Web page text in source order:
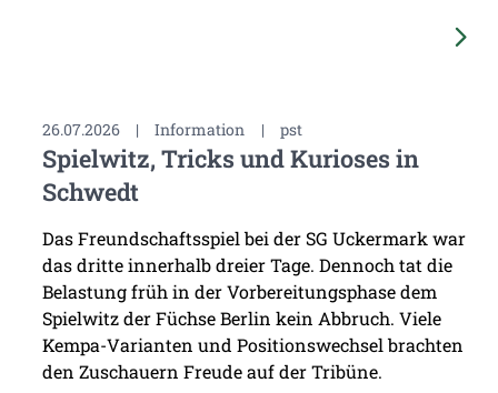
26.07.2026 | Information | pst
Spielwitz, Tricks und Kurioses in
Schwedt
Das Freundschaftsspiel bei der SG Uckermark war
das dritte innerhalb dreier Tage. Dennoch tat die
Belastung früh in der Vorbereitungsphase dem
Spielwitz der Füchse Berlin kein Abbruch. Viele
Kempa-Varianten und Positionswechsel brachten
den Zuschauern Freude auf der Tribüne.